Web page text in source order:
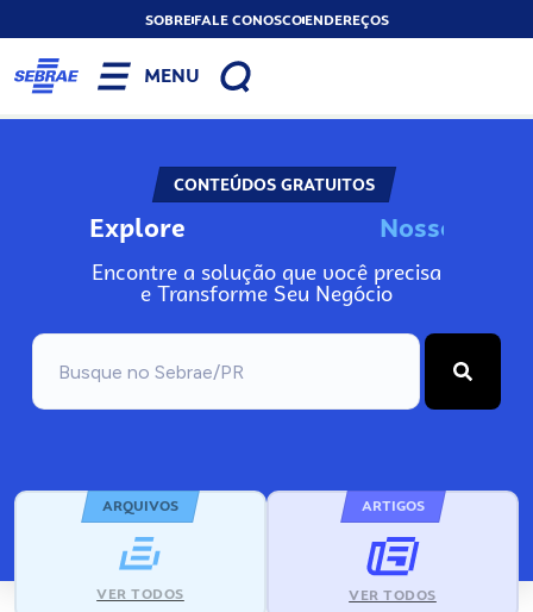
SOBREFALE CONOSCOENDEREÇOS
MENU
CONTEÚDOS GRATUITOS
Explore No
Encontre a solução que você precisa
e Transforme Seu Negócio
ARQUIVOS
VER TODOS
ARTIGOS
VER TODOS